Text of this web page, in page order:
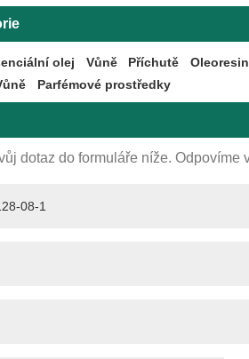
olej Vůně Příchutě
Parfémové prostředky
dotaz do formuláře níže. Odpovíme